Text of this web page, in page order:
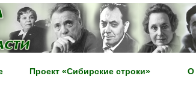
Проект «Сибирские строки»
О